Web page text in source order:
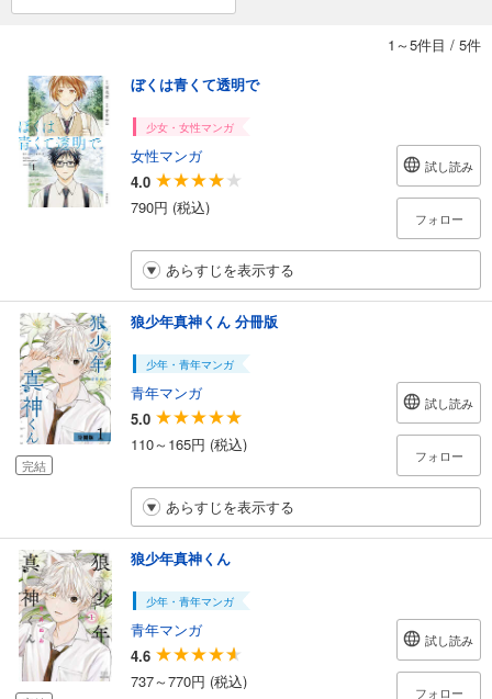
1～5件目 / 5件
ぼくは青くて透明で
少女・女性マンガ
女性マンガ
4.0
790円 (税込)
試し読み
フォロー
あらすじを表示する
完結
狼少年真神くん 分冊版
少年・青年マンガ
青年マンガ
5.0
110～165円 (税込)
試し読み
フォロー
あらすじを表示する
狼少年真神くん
少年・青年マンガ
青年マンガ
4.6
737～770円 (税込)
試し読み
フォロー